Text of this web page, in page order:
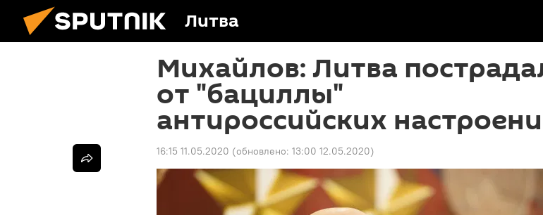
Литва
Михайлов: Литва
от "бациллы"
антироссийских
16:15 11.05.2020 (обновлено: 13:00 12.05.2020)